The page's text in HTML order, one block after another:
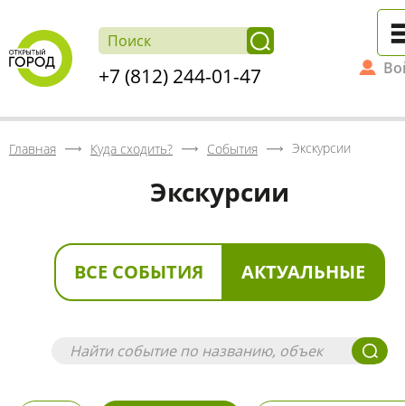
+7 (812) 244-01-47
Главная Куда сходить? События Экскурсии
Экскурсии
ВСЕ СОБЫТИЯ АКТУАЛЬНЫЕ